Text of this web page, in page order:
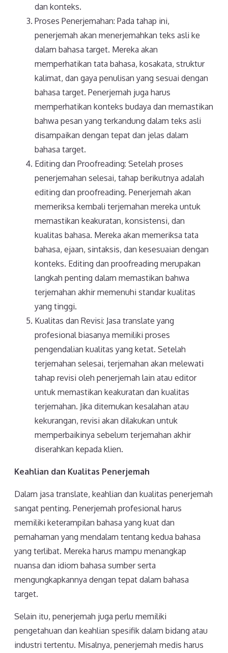
dan konteks.
Proses Penerjemahan: Pada tahap ini,
penerjemah akan menerjemahkan teks asli ke
dalam bahasa target. Mereka akan
memperhatikan tata bahasa, kosakata, struktur
kalimat, dan gaya penulisan yang sesuai dengan
bahasa target. Penerjemah juga harus
memperhatikan konteks budaya dan memastikan
bahwa pesan yang terkandung dalam teks asli
disampaikan dengan tepat dan jelas dalam
bahasa target.
Editing dan Proofreading: Setelah proses
penerjemahan selesai, tahap berikutnya adalah
editing dan proofreading. Penerjemah akan
memeriksa kembali terjemahan mereka untuk
memastikan keakuratan, konsistensi, dan
kualitas bahasa. Mereka akan memeriksa tata
bahasa, ejaan, sintaksis, dan kesesuaian dengan
konteks. Editing dan proofreading merupakan
langkah penting dalam memastikan bahwa
terjemahan akhir memenuhi standar kualitas
yang tinggi.
Kualitas dan Revisi: Jasa translate yang
profesional biasanya memiliki proses
pengendalian kualitas yang ketat. Setelah
terjemahan selesai, terjemahan akan melewati
tahap revisi oleh penerjemah lain atau editor
untuk memastikan keakuratan dan kualitas
terjemahan. Jika ditemukan kesalahan atau
kekurangan, revisi akan dilakukan untuk
memperbaikinya sebelum terjemahan akhir
diserahkan kepada klien.
Keahlian dan Kualitas Penerjemah
Dalam jasa translate, keahlian dan kualitas penerjemah
sangat penting. Penerjemah profesional harus
memiliki keterampilan bahasa yang kuat dan
pemahaman yang mendalam tentang kedua bahasa
yang terlibat. Mereka harus mampu menangkap
nuansa dan idiom bahasa sumber serta
mengungkapkannya dengan tepat dalam bahasa
target.
Selain itu, penerjemah juga perlu memiliki
pengetahuan dan keahlian spesifik dalam bidang atau
industri tertentu. Misalnya, penerjemah medis harus